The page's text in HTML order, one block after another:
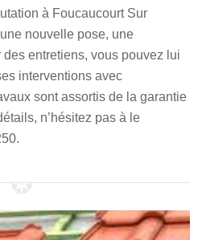
à Foucaucourt Sur
nouvelle pose, une
entretiens, vous pouvez lui
interventions avec
sont assortis de la garantie
n’hésitez pas à le